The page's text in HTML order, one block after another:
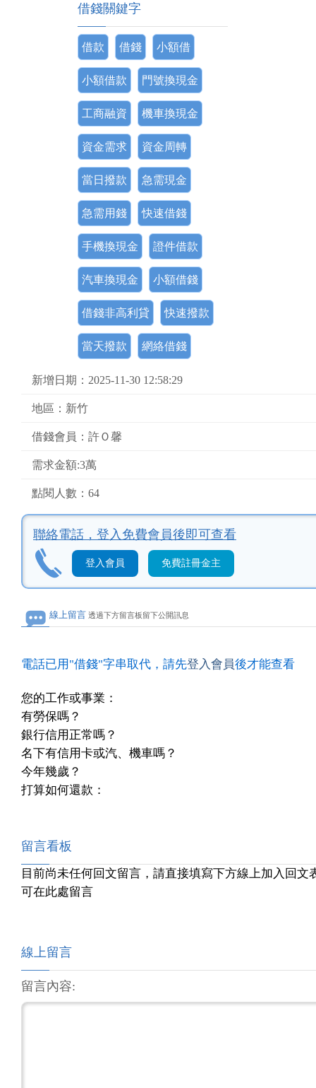
借錢關鍵字
借款 借錢 小額借
小額借款 門號換現金
工商融資 機車換現金
資金需求 資金周轉
當日撥款 急需現金
急需用錢 快速借錢
手機換現金 證件借款
汽車換現金 小額借錢
借錢非高利貸 快速撥款
當天撥款 網絡借錢
新增日期：2025-11-30 12:58:29
地區：新竹
借錢會員：許Ｏ馨
需求金額:3萬
點閱人數：64
聯絡電話， 登入免費會員後即可查看
登入會員 免費註冊金主
線上留言 透過下方留言板留下公開訊息
電話已用"借錢"字串取代，請先登入會員後才能查看
您的工作或事業：
有勞保嗎？
銀行信用正常嗎？
名下有信用卡或汽、機車嗎？
今年幾歲？
打算如何還款：
留言看板
目前尚未任何回文留言，請直接填寫下方線上加入回文
可在此處留言
線上留言
留言內容: